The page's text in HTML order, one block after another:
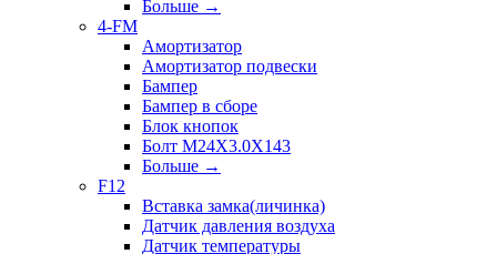
Больше →
4-FM
Амортизатор
Амортизатор подвески
Бампер
Бампер в сборе
Блок кнопок
Болт M24X3.0X143
Больше →
F12
Вставка замка(личинка)
Датчик давления воздуха
Датчик температуры